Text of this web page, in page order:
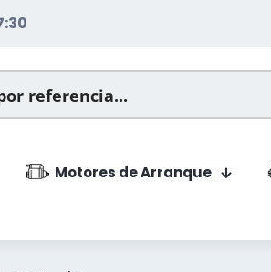
Motores de Arranque